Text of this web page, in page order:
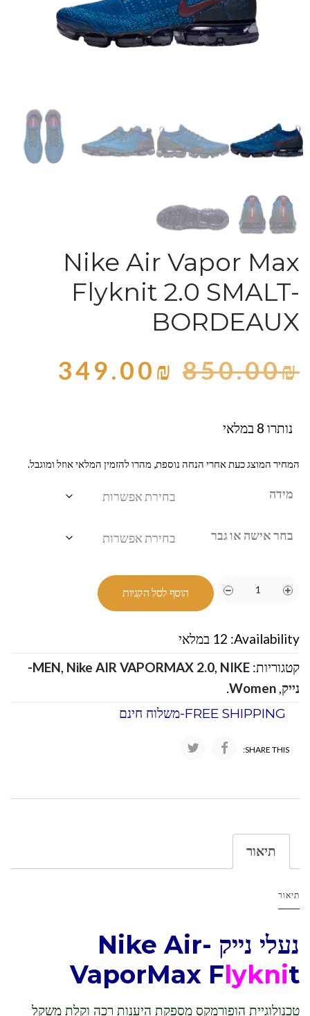
Nike Air Vapor Max
Flyknit 2.0 SMALT-
BORDEAUX
850.00₪
349.00₪
נותרו 8 במלאי
המחיר המוצג כעת אחרי הנחה נוספת, מהרו להזמין המלאי אוזל ומוגבל.
מידה
בחר אישה או גבר
הוסף לסל הקניות
Availability: 12 במלאי
קטגוריות:
MEN, Nike AIR VAPORMAX 2.0,
NIKE-
נייק,
Women
.
SHARE THIS:
תיאור
תיאור
נעלי נייק -Nike Air
VaporMax Flyknit
טכנולוגיית הופורמקס מספקת היענות רכה וקלת משקל